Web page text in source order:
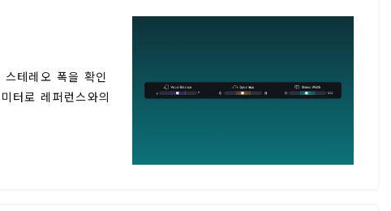
테레오 폭을 확인
터로 레퍼런스와의